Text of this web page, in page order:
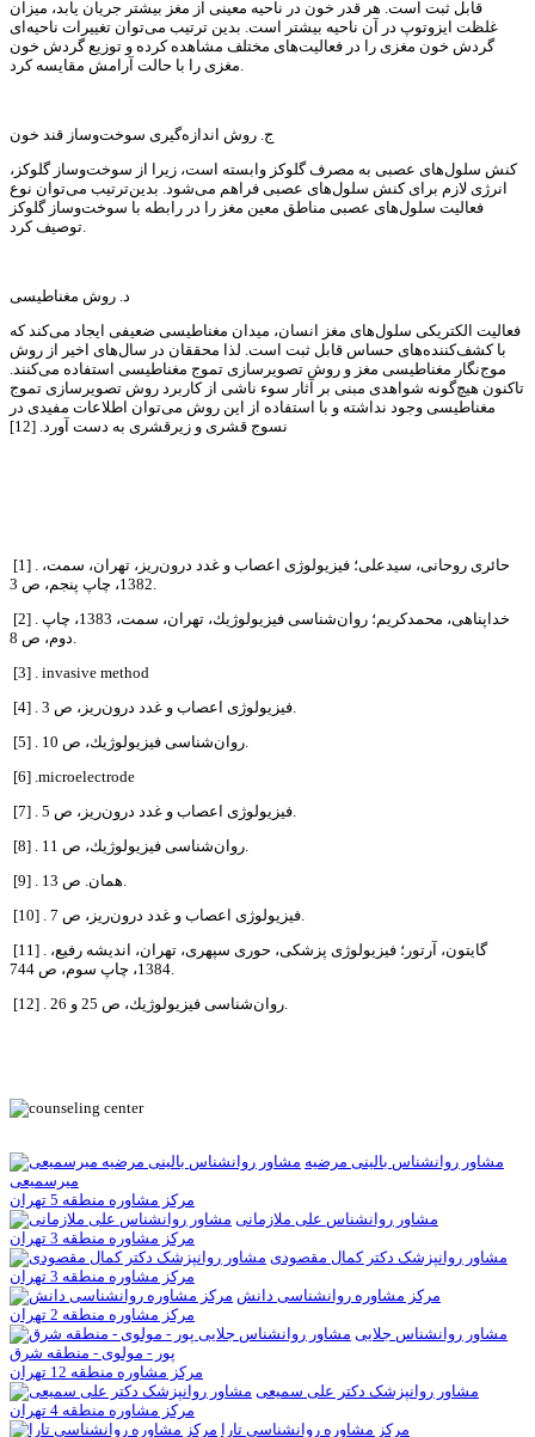
قابل ثبت است. هر قدر خون در ناحیه معینی از مغز بیشتر جریان یابد، میزان
غلظت ایزوتوپ در آن ناحیه بیشتر است. بدین ترتیب می‌توان تغییرات ناحیه‌ای
گردش خون مغزی را در فعالیت‌های مختلف مشاهده كرده و توزیع گردش خون
ج. روش اندازه‌گیری سوخت‌وساز قند خون
كنش سلول‌های عصبی به مصرف گلوكز وابسته است، زیرا از سوخت‌وساز گلوكز،
انرژی لازم برای كنش سلول‌های عصبی فراهم می‌شود. بدین‌ترتیب می‌توان نوع
فعالیت سلول‌های عصبی مناطق معین مغز را در رابطه با سوخت‌وساز گلوكز
د. روش مغناطیسی
فعالیت‌ الكتریكی سلول‌های مغز انسان، میدان مغناطیسی ضعیفی ایجاد می‌كند كه
با كشف‌كننده‌های حساس قابل ثبت است. لذا محققان در سال‌های اخیر از روش
موج‌نگار مغناطیسی مغز و روش تصویرسازی تموج مغناطیسی استفاده می‌كنند.
تاكنون هیچ‌گونه شواهدی مبنی بر آثار سوء ناشی از كاربرد روش‌ تصویرسازی تموج
مغناطیسی وجود نداشته و با استفاده از این روش می‌توان اطلاعات مفیدی در
نسوج قشری و زیرقشری به دست آورد. [12]
[1] . حائری روحانی، سیدعلی؛ فیزیولوژی اعصاب و غدد درون‌ریز، تهران، سمت،
[2] . خداپناهی، محمدكریم؛ روان‌شناسی فیزیولوژیك، تهران، سمت، 1383، چاپ
[3] . invasive method
[6] .microelectrode
[11] . گایتون، آرتور؛ فیزیولوژی پزشكی، حوری سپهری، تهران، اندیشه رفیع،
مشاور روانشناس بالینی مرضیه
میرسمیعی
مرکز مشاوره منطقه 5 تهران
مشاور روانشناس علی ملازمانی
مرکز مشاوره منطقه 3 تهران
مشاور روانپزشک دکتر کمال مقصودی
مرکز مشاوره منطقه 3 تهران
مرکز مشاوره روانشناسی دانش
مرکز مشاوره منطقه 2 تهران
مشاور روانشناس جلایی
پور - مولوی - منطقه شرق
مرکز مشاوره منطقه 12 تهران
مشاور روانپزشک دکتر علی سمیعی
مرکز مشاوره منطقه 4 تهران
مرکز مشاوره روانشناسی تارا